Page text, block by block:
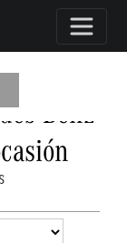
Benz